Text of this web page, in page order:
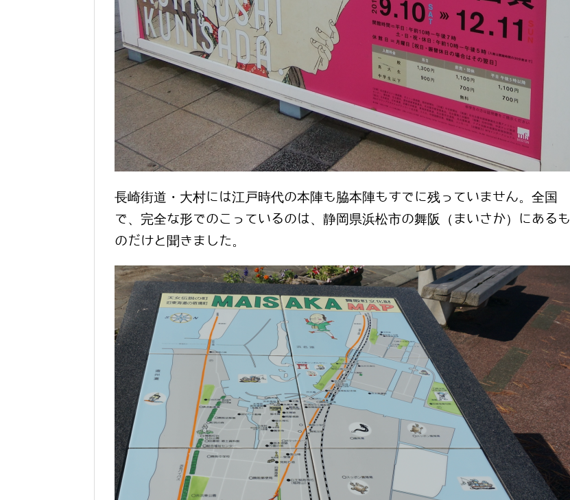
長崎街道・大村には江戸時代の本陣も脇本陣もすでに残っていません。全国
で、完全な形でのこっているのは、静岡県浜松市の舞阪（まいさか）にあるも
のだけと聞きました。